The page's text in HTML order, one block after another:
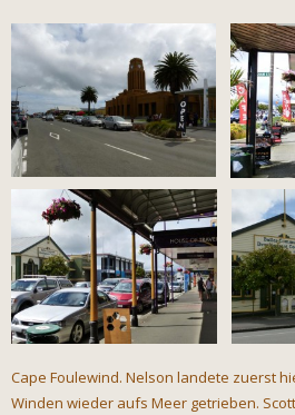
Cape Foulewind. Nelson landete zuerst
Winden wieder aufs Meer getrieben.